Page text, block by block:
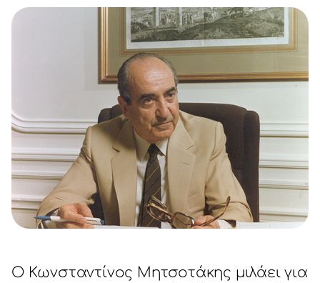
Ο Κωνσταντίνος Μητσοτάκης μιλάει για